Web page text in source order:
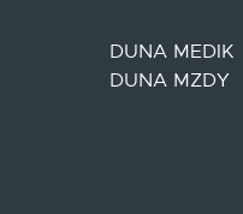
DUNA MEDIK
DUNA MZDY